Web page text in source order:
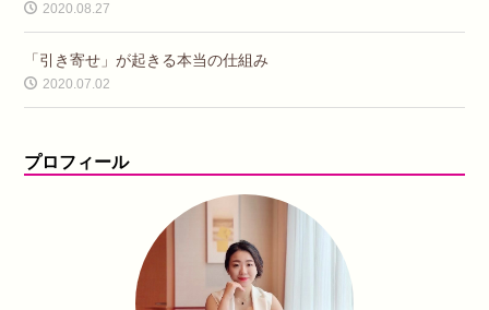
2020.08.27
「引き寄せ」が起きる本当の仕組み
2020.07.02
プロフィール